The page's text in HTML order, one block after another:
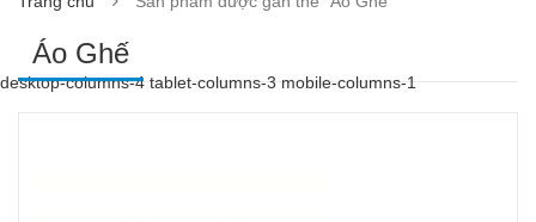
Áo Ghế
desktop-columns-4 tablet-columns-3 mobile-columns-1